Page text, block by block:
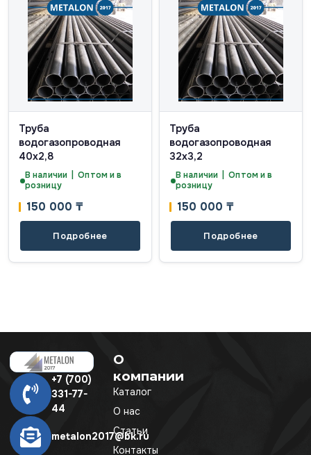
Труба
водогазопроводная
40х2,8
В наличии | Оптом и в
розницу
150 000 ₸
Подробнее
Труба
водогазопроводная
32х3,2
В наличии | Оптом и в
розницу
150 000 ₸
Подробнее
+7 (700)
331-77-
44
metalon2017@bk.ru
О
компании
Каталог
О нас
Статьи
Контакты